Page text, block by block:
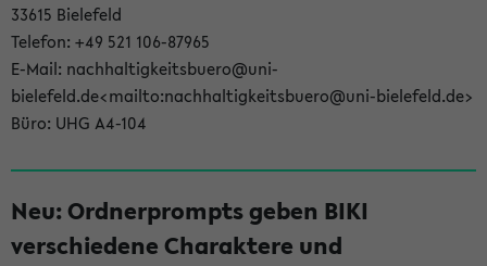
33615 Bielefeld
Telefon: +49 521 106-87965
E-Mail: nachhaltigkeitsbuero@uni-
bielefeld.de<mailto:nachhaltigkeitsbuero@uni-bielefeld.de>
Büro: UHG A4-104
Neu: Ordnerprompts geben BIKI
verschiedene Charaktere und